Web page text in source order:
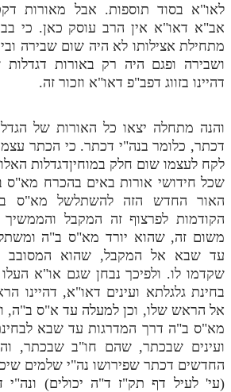
תלמוד עשר הספירות חלק ח
תלמוד עשר הספירות חלק ט
תלמוד עשר הספירות חלק י
תלמוד עשר הספירות חלק יב
תלמוד עשר הספירות חלק יג
תלמוד עשר הספירות חלק יד
תלמוד עשר הספירות חלק טו
תלמוד עשר הספירות חלק טז
בית שער הכוונות
אודות האתר
אודות האתר
בעל הסולם
לאו"א בסוד תוספות. אבל מאורות
אב"א דאו"א אין הרב עוסק כאן. כי
מתחילת אצילותו לא היה שום שבירה
ושבירה ופגם היה רק באורות
דהיינו בזווג דפב"פ דאו"א וזכור זה.
והנה מתחלה יצאו כל האורות של
דכתר, כלומר בנה"י דכתר. כי הכתר
לקח לעצמו שום חלק במוחיןדגדלות
שכל חידושי אורות באים בהכרח מא"ס
האור החדש הזה להשתלשל מא"ס
הקודמות לפרצוף זה המקבל
משום זה, שהוא יורד מא"ס ב"ה
עד שבא אל המקבל, שהוא המסובב
שקדמו לו. ולפיכך נבחן שגם או"א
בחינת גלגלתא ועינים דאו"א, דהיינו
אל הראש שלו, וכן למעלה עד א"ס ב"ה,
מא"ס ב"ה דרך המדרגות עד שבא
ועינים שבכתר, שהם חו"ב שבכתר,
החדשים דכתר שפירושו נה"י שלמים
(עי' לעיל דף תק"ז ד"ה יכולים)